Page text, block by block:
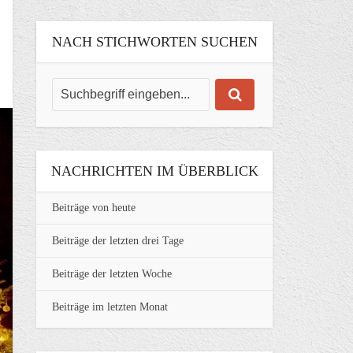
NACH STICHWORTEN SUCHEN
NACHRICHTEN IM ÜBERBLICK
Beiträge von heute
Beiträge der letzten drei Tage
Beiträge der letzten Woche
Beiträge im letzten Monat